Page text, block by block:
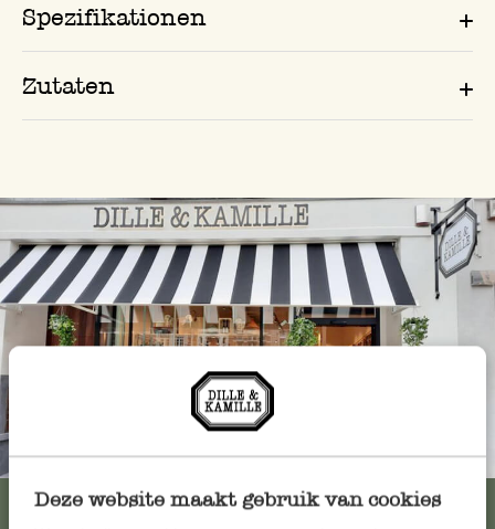
Deze website maakt gebruik van cookies
Spezifikationen
Zutaten
Immer in der Nähe
Alle 62 Geschäfte anzeigen